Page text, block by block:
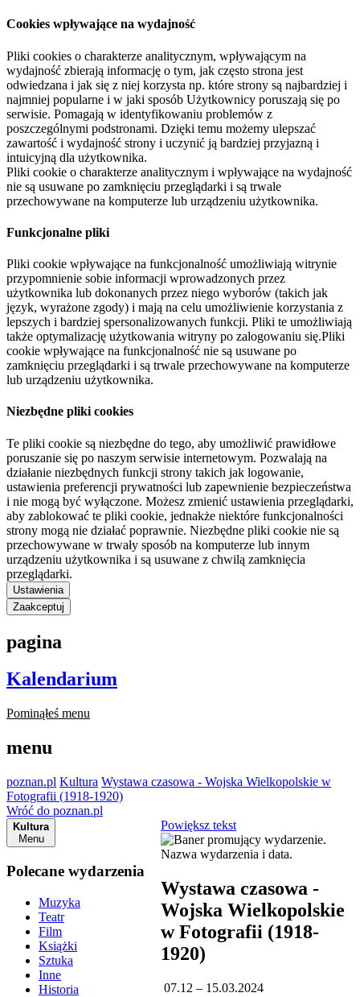
Cookies wpływające na wydajność
Pliki cookies o charakterze analitycznym, wpływającym na
wydajność zbierają informację o tym, jak często strona jest
odwiedzana i jak się z niej korzysta np. które strony są najbardziej i
najmniej popularne i w jaki sposób Użytkownicy poruszają się po
serwisie. Pomagają w identyfikowaniu problemów z
poszczególnymi podstronami. Dzięki temu możemy ulepszać
zawartość i wydajność strony i uczynić ją bardziej przyjazną i
intuicyjną dla użytkownika.
Pliki cookie o charakterze analitycznym i wpływające na wydajność
nie są usuwane po zamknięciu przeglądarki i są trwale
przechowywane na komputerze lub urządzeniu użytkownika.
Funkcjonalne pliki
Pliki cookie wpływające na funkcjonalność umożliwiają witrynie
przypomnienie sobie informacji wprowadzonych przez
użytkownika lub dokonanych przez niego wyborów (takich jak
język, wyrażone zgody) i mają na celu umożliwienie korzystania z
lepszych i bardziej spersonalizowanych funkcji. Pliki te umożliwiają
także optymalizację użytkowania witryny po zalogowaniu się.Pliki
cookie wpływające na funkcjonalność nie są usuwane po
zamknięciu przeglądarki i są trwale przechowywane na komputerze
lub urządzeniu użytkownika.
Niezbędne pliki cookies
Te pliki cookie są niezbędne do tego, aby umożliwić prawidłowe
poruszanie się po naszym serwisie internetowym. Pozwalają na
działanie niezbędnych funkcji strony takich jak logowanie,
ustawienia preferencji prywatności lub zapewnienie bezpieczeństwa
i nie mogą być wyłączone. Możesz zmienić ustawienia przeglądarki,
aby zablokować te pliki cookie, jednakże niektóre funkcjonalności
strony mogą nie działać poprawnie. Niezbędne pliki cookie nie są
przechowywane w trwały sposób na komputerze lub innym
urządzeniu użytkownika i są usuwane z chwilą zamknięcia
przeglądarki.
Ustawienia
Zaakceptuj
pagina
Kalendarium
Pominąłeś menu
menu
poznan.pl Kultura Wystawa czasowa - Wojska Wielkopolskie w
Fotografii (1918-1920)
Wróć do poznan.pl
Kultura
Menu
Polecane wydarzenia
Muzyka
Teatr
Film
Książki
Sztuka
Inne
Historia
Powiększ tekst
Wystawa czasowa -
Wojska Wielkopolskie
w Fotografii (1918-
1920)
07.12 – 15.03.2024